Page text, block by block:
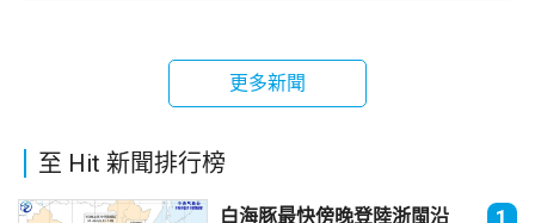
更多新聞
至 Hit 新聞排行榜
白海豚最快傍晚登陸浙閩沿
1